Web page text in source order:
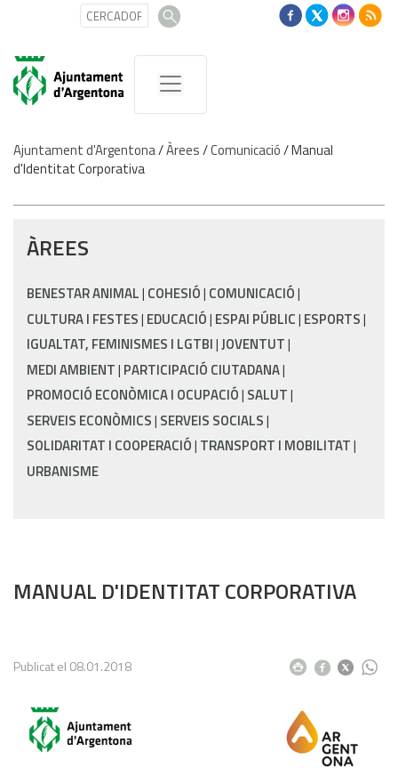
Ajuntament d'Argentona/Àrees/Comunicació/Manual
d'Identitat Corporativa
ÀREES
BENESTAR ANIMAL COHESIÓ COMUNICACIÓ
CULTURA I FESTES EDUCACIÓ ESPAI PÚBLIC ESPORTS
IGUALTAT, FEMINISMES I LGTBI JOVENTUT
MEDI AMBIENT PARTICIPACIÓ CIUTADANA
PROMOCIÓ ECONÒMICA I OCUPACIÓ SALUT
SERVEIS ECONÒMICS SERVEIS SOCIALS
SOLIDARITAT I COOPERACIÓ TRANSPORT I MOBILITAT
URBANISME
MANUAL D'IDENTITAT CORPORATIVA
Publicat el 08.01.2018